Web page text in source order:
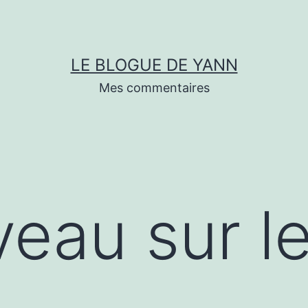
LE BLOGUE DE YANN
Mes commentaires
sur